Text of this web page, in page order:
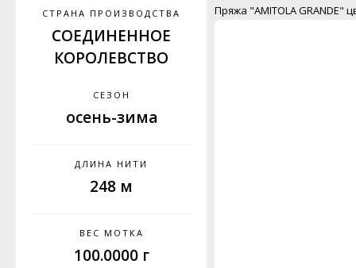
СТРАНА ПРОИЗВОДСТВА
СОЕДИНЕННОЕ
КОРОЛЕВСТВО
СЕЗОН
осень-зима
ДЛИНА НИТИ
248 м
ВЕС МОТКА
100.0000 г
Пряжа "AMITOLA GRANDE"